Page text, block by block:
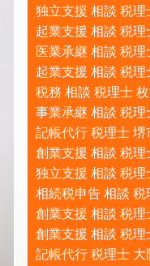
独立支援 相談 税理
起業支援 相談 税理
医業承継 相談 税理
起業支援 相談 税理
税務 相談 税理士
事業承継 相談 税理
記帳代行 税理士 堺
創業支援 相談 税理
独立支援 相談 税理
相続税申告 相談 税
創業支援 相談 税理
創業支援 相談 税理
記帳代行 税理士 大